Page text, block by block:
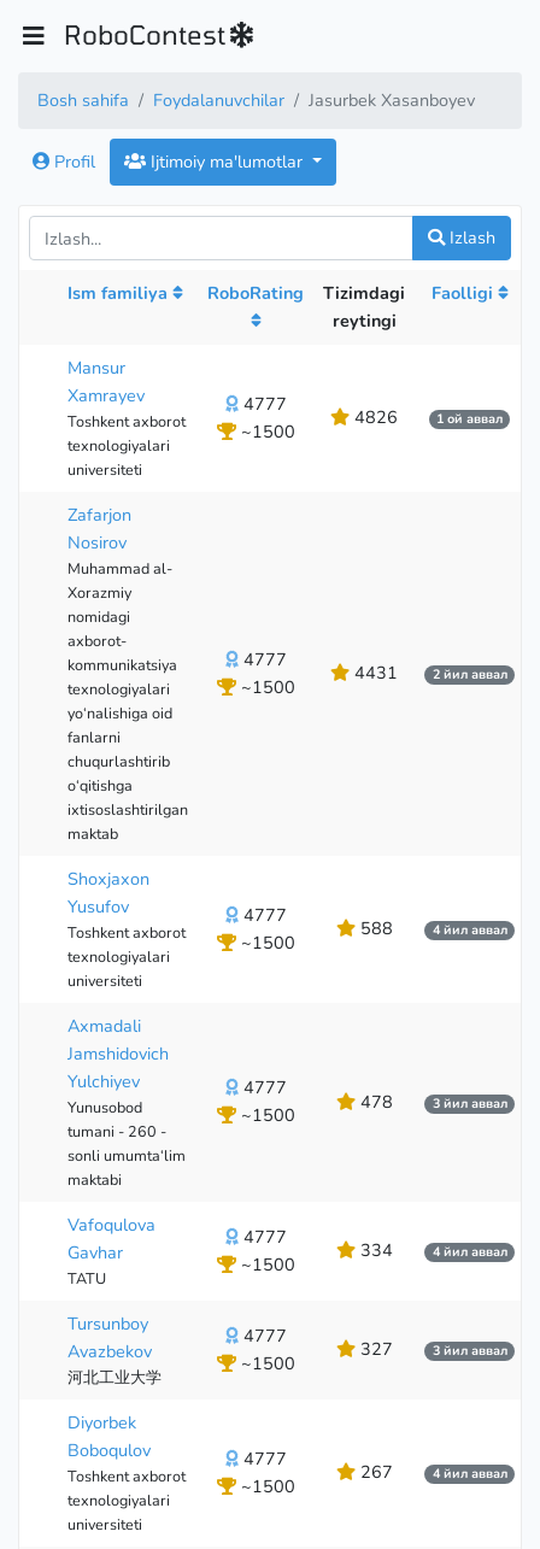
RoboContest
Bosh sahifa Foydalanuvchilar Jasurbek Xasanboyev
Profil Ijtimoiy ma'lumotlar
Izlash
Ism familiya RoboRating
Tizimdagi
reytingi
Faolligi
Mansur
Xamrayev
Toshkent axborot
texnologiyalari
universiteti
4777
~1500
4826 1 ой аввал
Zafarjon
Nosirov
Muhammad al-
Xorazmiy
nomidagi
axborot-
kommunikatsiya
texnologiyalari
yo‘nalishiga oid
fanlarni
chuqurlashtirib
o‘qitishga
ixtisoslashtirilgan
maktab
4777
~1500
4431 2 йил аввал
Shoxjaxon
Yusufov
Toshkent axborot
texnologiyalari
universiteti
4777
~1500
588 4 йил аввал
Axmadali
Jamshidovich
Yulchiyev
Yunusobod
tumani - 260 -
sonli umumta‘lim
maktabi
4777
~1500
478 3 йил аввал
Vafoqulova
Gavhar
TATU
4777
~1500
334 4 йил аввал
Tursunboy
Avazbekov
河北工业大学
4777
~1500
327 3 йил аввал
Diyorbek
Boboqulov
Toshkent axborot
texnologiyalari
universiteti
4777
~1500
267 4 йил аввал